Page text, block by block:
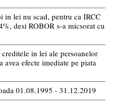
in lei nu scad, pentru ca IRCC
desi ROBOR s-a micsorat cu
in lei ale persoanelor
efecte imediate pe piata
01.08.1995 - 31.12.2019